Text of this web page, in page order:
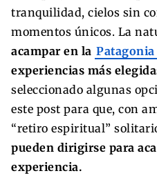
tranquilidad, cielos sin
momentos únicos. La
acampar en la
experiencias más
seleccionado algunas
este post para que, con
“retiro espiritual”
pueden dirigirse para
experiencia.